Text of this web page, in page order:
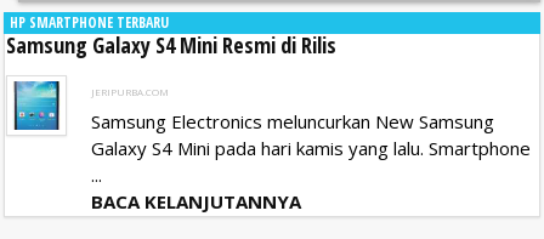
HP SMARTPHONE TERBARU
Samsung Galaxy S4 Mini Resmi di Rilis
JERIPURBA.COM
Samsung Electronics meluncurkan New Samsung
Galaxy S4 Mini pada hari kamis yang lalu. Smartphone
...
BACA KELANJUTANNYA